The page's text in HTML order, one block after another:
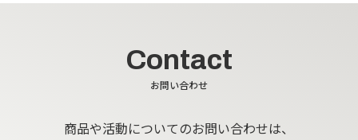
お問い合わせ
Contact
商品や活動についてのお問い合わせは、